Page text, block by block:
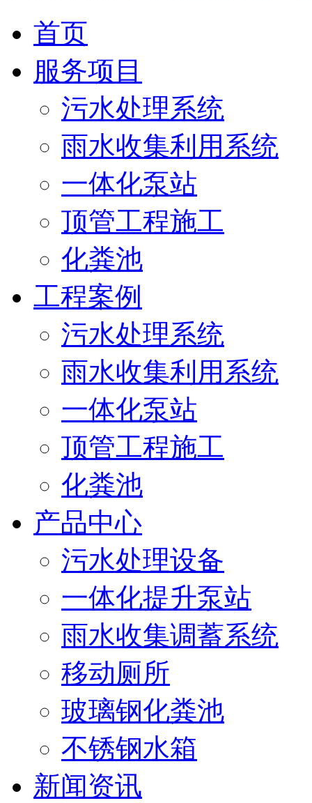
首页
服务项目
污水处理系统
雨水收集利用系统
一体化泵站
顶管工程施工
化粪池
工程案例
污水处理系统
雨水收集利用系统
一体化泵站
顶管工程施工
化粪池
产品中心
污水处理设备
一体化提升泵站
雨水收集调蓄系统
移动厕所
玻璃钢化粪池
不锈钢水箱
新闻资讯